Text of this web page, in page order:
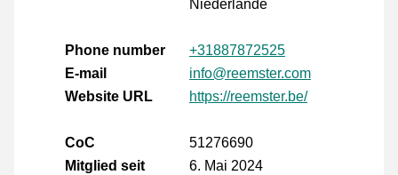
Niederlande
Phone number
+31887872525
E-mail
info@reemster.com
Website URL
https://reemster.be/
CoC
51276690
Mitglied seit
6. Mai 2024